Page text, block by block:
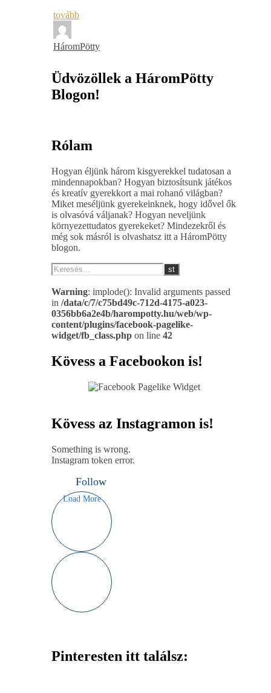
tovább
HáromPötty
Üdvözöllek a HáromPötty
Blogon!
Rólam
Hogyan éljünk három kisgyerekkel tudatosan a
mindennapokban? Hogyan biztosítsunk játékos
és kreatív gyerekkort a mai rohanó világban?
Miket meséljünk gyerekeinknek, hogy idővel ők
is olvasóvá váljanak? Hogyan neveljünk
környezettudatos gyerekeket? Mindezekről és
még sok másról is olvashatsz itt a HáromPötty
blogon.
Warning: implode(): Invalid arguments passed
in /data/c/7/c75bd49c-712d-4175-a023-
0356bb6a2e4b/harompotty.hu/web/wp-
content/plugins/facebook-pagelike-
widget/fb_class.php on line 42
Kövess a Facebookon is!
Kövess az Instagramon is!
Something is wrong.
Instagram token error.
Follow
Load More
Pinteresten itt találsz: